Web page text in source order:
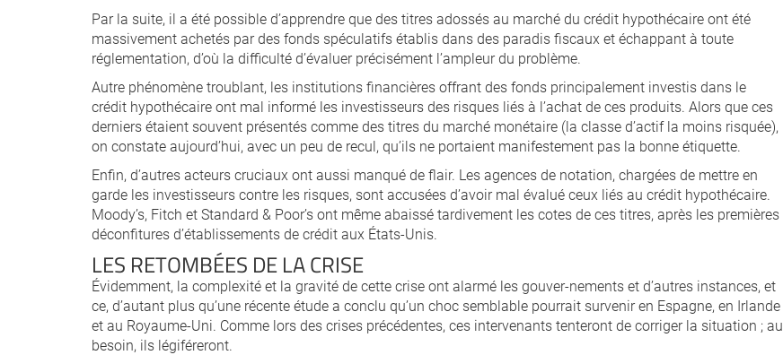
Par la suite, il a été possible d’apprendre que des titres adossés au marché du crédit hypothécaire ont été
massivement achetés par des fonds spéculatifs établis dans des paradis fiscaux et échappant à toute
réglementation, d’où la difficulté d’évaluer précisément l’ampleur du problème.
Autre phénomène troublant, les institutions financières offrant des fonds principalement investis dans le
crédit hypothécaire ont mal informé les investisseurs des risques liés à l’achat de ces produits. Alors que ces
derniers étaient souvent présentés comme des titres du marché monétaire (la classe d’actif la moins risquée),
on constate aujourd’hui, avec un peu de recul, qu’ils ne portaient manifestement pas la bonne étiquette.
Enfin, d’autres acteurs cruciaux ont aussi manqué de flair. Les agences de notation, chargées de mettre en
garde les investisseurs contre les risques, sont accusées d’avoir mal évalué ceux liés au crédit hypothécaire.
Moody’s, Fitch et Standard & Poor’s ont même abaissé tardivement les cotes de ces titres, après les premières
déconfitures d’établissements de crédit aux États-Unis.
LES RETOMBÉES DE LA CRISE
Évidemment, la complexité et la gravité de cette crise ont alarmé les gouver-nements et d’autres instances, et
ce, d’autant plus qu’une récente étude a conclu qu’un choc semblable pourrait survenir en Espagne, en Irlande
et au Royaume-Uni. Comme lors des crises précédentes, ces intervenants tenteront de corriger la situation ; au
besoin, ils légiféreront.